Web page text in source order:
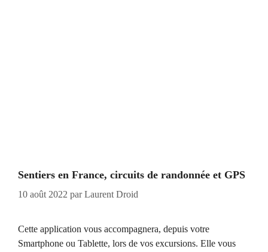
Sentiers en France, circuits de randonnée et GPS
10 août 2022 parLaurent Droid
Cette application vous accompagnera, depuis votre
Smartphone ou Tablette, lors de vos excursions. Elle vous